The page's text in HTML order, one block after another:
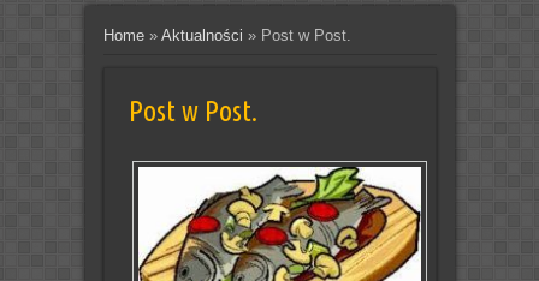
Home» Aktualności » Post w Post.
Post w Post.